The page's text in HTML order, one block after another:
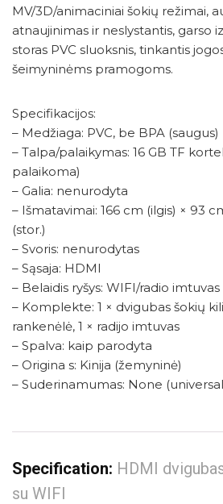
MV/3D/animaciniai šokių režimai,
atnaujinimas ir neslystantis, garso
storas PVC sluoksnis, tinkantis
šeimyninėms pramogoms.
Specifikacijos:
– Medžiaga: PVC, be BPA (saugus)
– Talpa/palaikymas: 16 GB TF
palaikoma)
– Galia: nenurodyta
– Išmatavimai: 166 cm (ilgis) × 93
(stor.)
– Svoris: nenurodytas
– Sąsaja: HDMI
– Belaidis ryšys: WIFI/radio imtuvas
– Komplekte: 1 × dvigubas šokių
rankenėlė, 1 × radijo imtuvas
– Spalva: kaip parodyta
– Origina s: Kinija (žemyninė)
– Suderinamumas: None
Specification: HDMI
su WIFI